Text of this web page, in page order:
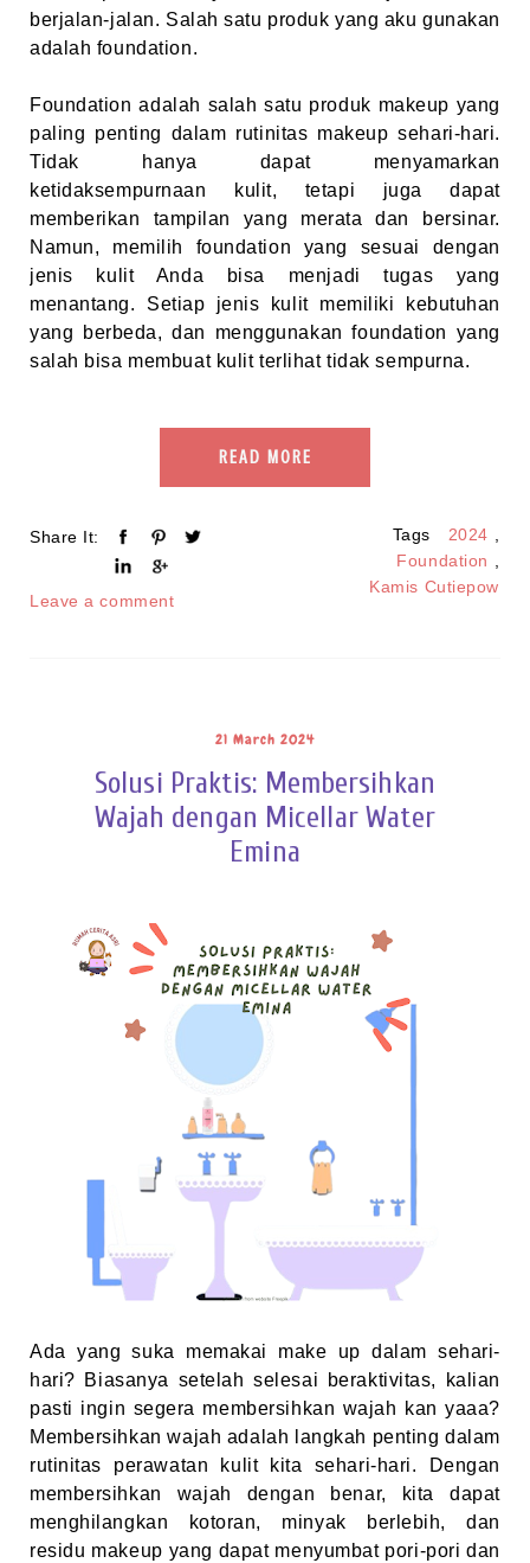
berjalan-jalan. Salah satu produk yang aku gunakan
adalah foundation.
Foundation adalah salah satu produk makeup yang
paling penting dalam rutinitas makeup sehari-hari.
Tidak hanya dapat menyamarkan
ketidaksempurnaan kulit, tetapi juga dapat
memberikan tampilan yang merata dan bersinar.
Namun, memilih foundation yang sesuai dengan
jenis kulit Anda bisa menjadi tugas yang
menantang. Setiap jenis kulit memiliki kebutuhan
yang berbeda, dan menggunakan foundation yang
salah bisa membuat kulit terlihat tidak sempurna.
READ MORE
Share It:
Leave a comment
Tags 2024
Foundation
Kamis Cutiepow
21 March 2024
Solusi Praktis: Membersihkan
Wajah dengan Micellar Water
Emina
Ada yang suka memakai make up dalam sehari-
hari? Biasanya setelah selesai beraktivitas, kalian
pasti ingin segera membersihkan wajah kan yaaa?
Membersihkan wajah adalah langkah penting dalam
rutinitas perawatan kulit kita sehari-hari. Dengan
membersihkan wajah dengan benar, kita dapat
menghilangkan kotoran, minyak berlebih, dan
residu makeup yang dapat menyumbat pori-pori dan